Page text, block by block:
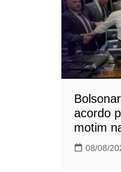
acordo
motim
08/08/